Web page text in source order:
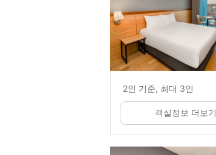
2인 기준, 최대 3인
객실정보 더보기